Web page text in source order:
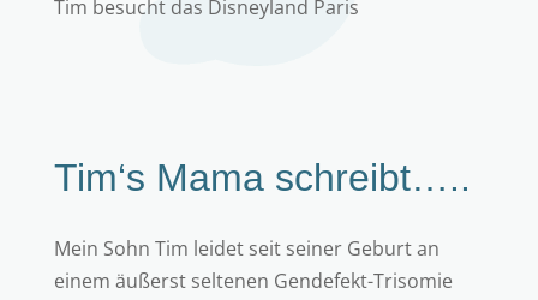
Tim besucht das Disneyland Paris
Tim‘s Mama schreibt…..
Mein Sohn Tim leidet seit seiner Geburt an
einem äußerst seltenen Gendefekt-Trisomie